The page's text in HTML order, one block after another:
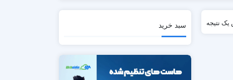
یک نتیجه سبد خرید